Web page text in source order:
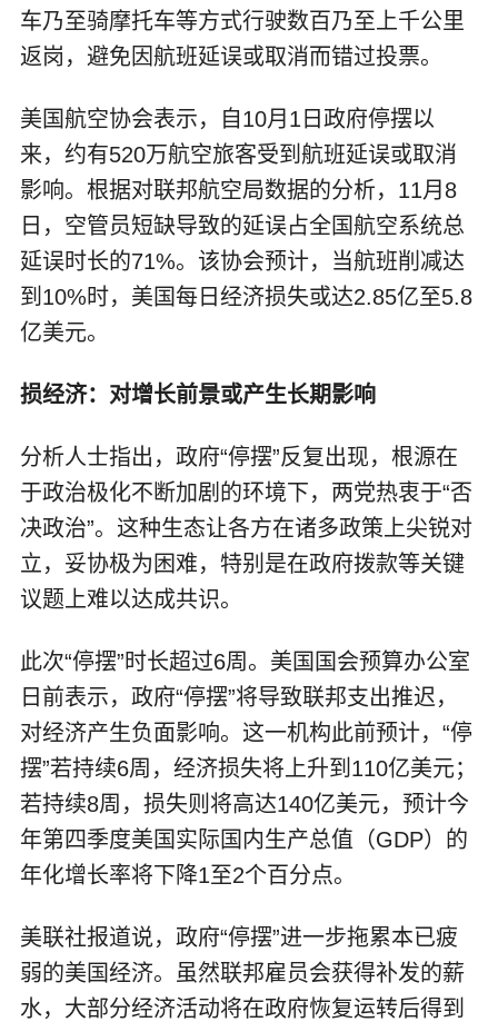
车乃至骑摩托车等方式行驶数百乃至上千公里
返岗，避免因航班延误或取消而错过投票。
美国航空协会表示，自10月1日政府停摆以
来，约有520万航空旅客受到航班延误或取消
影响。根据对联邦航空局数据的分析，11月8
日，空管员短缺导致的延误占全国航空系统总
延误时长的71%。该协会预计，当航班削减达
到10%时，美国每日经济损失或达2.85亿至5.8
亿美元。
损经济：对增长前景或产生长期影响
分析人士指出，政府“停摆”反复出现，根源在
于政治极化不断加剧的环境下，两党热衷于“否
决政治”。这种生态让各方在诸多政策上尖锐对
立，妥协极为困难，特别是在政府拨款等关键
议题上难以达成共识。
此次“停摆”时长超过6周。美国国会预算办公室
日前表示，政府“停摆”将导致联邦支出推迟，
对经济产生负面影响。这一机构此前预计，“停
摆”若持续6周，经济损失将上升到110亿美元；
若持续8周，损失则将高达140亿美元，预计今
年第四季度美国实际国内生产总值（GDP）的
年化增长率将下降1至2个百分点。
美联社报道说，政府“停摆”进一步拖累本已疲
弱的美国经济。虽然联邦雇员会获得补发的薪
水，大部分经济活动将在政府恢复运转后得到